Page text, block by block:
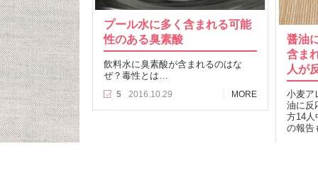
プール水に多く含まれる可能
性のある臭素酸
飲料水に臭素酸が含まれるのはな
ぜ？毒性とは…
5 2016.10.29 MORE
醤油
含ま
人が
小麦ア
油に反
方14人
の報